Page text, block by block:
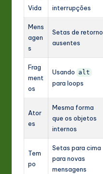
Vida
interrupções
Mens
agen
s
Setas de retorno
ausentes
Frag
ment
os
Usando alt
para loops
Ator
es
Mesma forma
que os objetos
internos
Tem
po
Setas para cima
para novas
mensagens